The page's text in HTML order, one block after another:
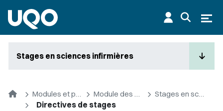
Stages en sciences infirmières
Accueil Modules et premier cycle Module des sciences infirmières
Stages en sciences infirmières
Directives de stages